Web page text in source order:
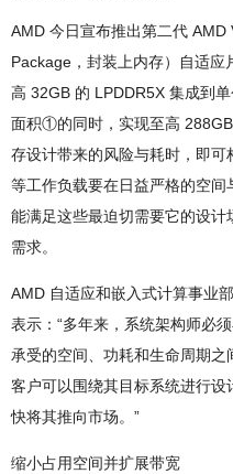
AMD 今日宣布推出第二代
Package，封装上内存）自适
高 32GB 的 LPDDR5X 集成到
面积①的同时，实现至高
存设计带来的风险与耗时，即
等工作负载要在日益严格的空
能满足这些最迫切需要它的设
需求。
AMD 自适应和嵌入式计算事业
表示：“多年来，系统架构师必
承受的空间、功耗和生命周期之
客户可以围绕其目标系统进行
快将其推向市场。”
缩小占用空间并扩展带宽